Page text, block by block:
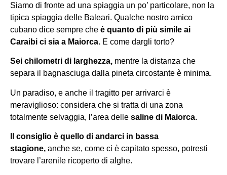
Siamo di fronte ad una spiaggia un po’ particolare, non la
tipica spiaggia delle Baleari. Qualche nostro amico
cubano dice sempre che è quanto di più simile ai
Caraibi ci sia a Maiorca. E come dargli torto?
Sei chilometri di larghezza, mentre la distanza che
separa il bagnasciuga dalla pineta circostante è minima.
Un paradiso, e anche il tragitto per arrivarci è
meraviglioso: considera che si tratta di una zona
totalmente selvaggia, l’area delle saline di Maiorca.
Il consiglio è quello di andarci in bassa
stagione, anche se, come ci è capitato spesso, potresti
trovare l’arenile ricoperto di alghe.